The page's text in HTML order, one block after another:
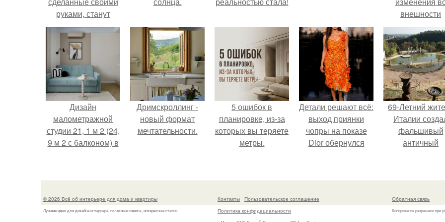
руками, станут
изюминкой
интерьера вашей
квартиры.
внешности
актрисы.
Дизайн
малометражной
студии 21, 1 м 2 (24,
9 м 2 с балконом) в
Дримскроллинг -
новый формат
мечтательности.
5 ошибок в
планировке, из-за
которых вы теряете
метры.
Детали решают всё:
выход приянки
чопры на показе
Dior обернулся
пошива.
69-Летний
Италии
фальшивый
античный
успешно
историческое
наследие.
© 2026 Всё об интерьере для дома и квартиры
Лучшие идеи для дизайна интерьера, полезные советы, интересные статьи
Контакты
Пользовательское соглашение
Политика конфидециальности
Обратная связь
Копирование разрешено при